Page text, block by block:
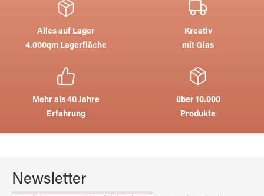
Alles auf Lager
4.000qm Lagerfläche
Kreativ
mit Glas
Mehr als 40 Jahre
Erfahrung
über 10.000
Produkte
Newsletter